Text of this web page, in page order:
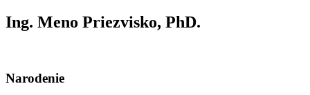
Ing. Meno Priezvisko, PhD.
Narodenie